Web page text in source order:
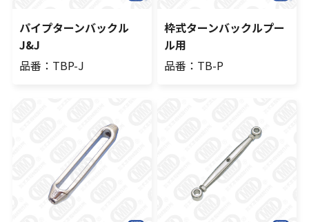
パイプターンバックル
J&J
品番：TBP-J
枠式ターンバックルプー
ル用
品番：TB-P